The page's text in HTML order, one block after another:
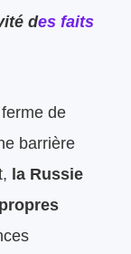
des faits
de
barrière
la Russie